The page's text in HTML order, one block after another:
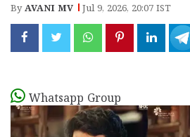
ByAVANI MV Jul 9, 2026, 20:07 IST
Whatsapp Group